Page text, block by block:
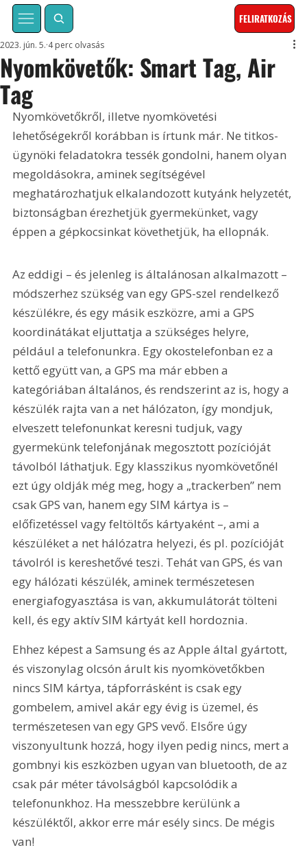
FELIRATKOZÁS
Nyomkövetők: Smart Tag, Air
Tag
2023. jún. 5. 4 perc olvasás
Nyomkövetőkről, illetve nyomkövetési
lehetőségekről korábban is írtunk már. Ne titkos-
ügynöki feladatokra tessék gondolni, hanem olyan
megoldásokra, aminek segítségével
meghatározhatjuk elkalandozott kutyánk helyzetét,
biztonságban érezhetjük gyermekünket, vagy
éppen a gépkocsinkat követhetjük, ha ellopnák.
Az eddigi – és jelenleg is általánosan alkalmazott –
módszerhez szükség van egy GPS-szel rendelkező
készülékre, és egy másik eszközre, ami a GPS
koordinátákat eljuttatja a szükséges helyre,
például a telefonunkra. Egy okostelefonban ez a
kettő együtt van, a GPS ma már ebben a
kategóriában általános, és rendszerint az is, hogy a
készülék rajta van a net hálózaton, így mondjuk,
elveszett telefonunkat keresni tudjuk, vagy
gyermekünk telefonjának megosztott pozícióját
távolból láthatjuk. Egy klasszikus nyomkövetőnél
ezt úgy oldják még meg, hogy a „trackerben” nem
csak GPS van, hanem egy SIM kártya is –
előfizetéssel vagy feltöltős kártyaként –, ami a
készüléket a net hálózatra helyezi, és pl. pozícióját
távolról is kereshetővé teszi. Tehát van GPS, és van
egy hálózati készülék, aminek természetesen
energiafogyasztása is van, akkumulátorát tölteni
kell, és egy aktív SIM kártyát kell hordoznia.
Ehhez képest a Samsung és az Apple által gyártott,
és viszonylag olcsón árult kis nyomkövetőkben
nincs SIM kártya, tápforrásként is csak egy
gombelem, amivel akár egy évig is üzemel, és
természetesen van egy GPS vevő. Elsőre úgy
viszonyultunk hozzá, hogy ilyen pedig nincs, mert a
gombnyi kis eszközben ugyan van bluetooth, de az
csak pár méter távolságból kapcsolódik a
telefonunkhoz. Ha messzebbre kerülünk a
készüléktől, akkor erre már esély sincs. De mégis
van!